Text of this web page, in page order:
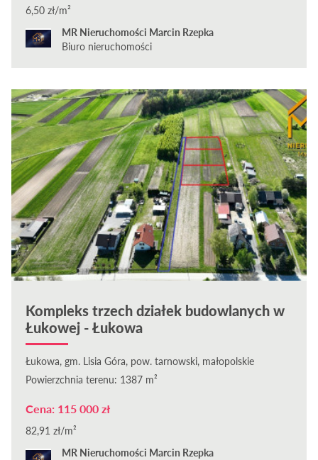
6,50 zł/m²
MR Nieruchomości Marcin Rzepka
Biuro nieruchomości
Kompleks trzech działek budowlanych w
Łukowej - Łukowa
Łukowa, gm. Lisia Góra, pow. tarnowski, małopolskie
Powierzchnia terenu: 1387 m²
Cena: 115 000 zł
82,91 zł/m²
MR Nieruchomości Marcin Rzepka